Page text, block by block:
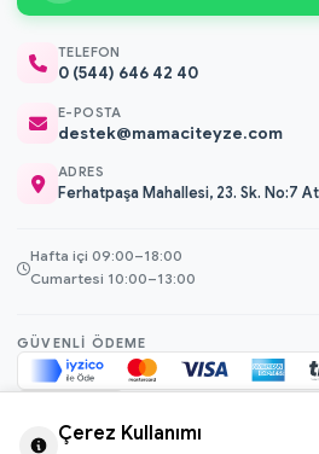
TELEFON
0 (544) 646 42 40
E-POSTA
destek@mamaciteyze.com
ADRES
Ferhatpaşa Mahallesi, 23. Sk. No:7
Hafta içi 09:00–18:00
Cumartesi 10:00–13:00
GÜVENLI ÖDEME
Çerez Kullanımı